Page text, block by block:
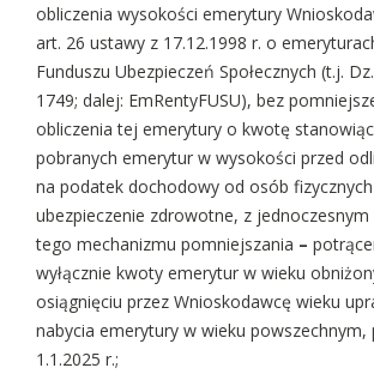
obliczenia wysokości emerytury
art. 26 ustawy z 17.12.1998 r. o
Funduszu Ubezpieczeń Społecznych (t.j.
1749; dalej: EmRentyFUSU), bez
obliczenia tej emerytury o kwotę
pobranych emerytur w wysokości przed
na podatek dochodowy od osób fizycznych
ubezpieczenie zdrowotne, z
tego mechanizmu pomniejszania –
wyłącznie kwoty emerytur w wieku
osiągnięciu przez Wnioskodawcę wieku
nabycia emerytury w wieku powszechnym,
1.1.2025 r.;